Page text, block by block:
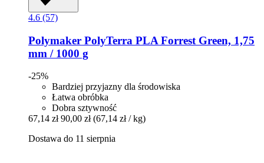
4.6 (57)
Polymaker PolyTerra PLA Forrest Green, 1,75
mm / 1000 g
-25%
Bardziej przyjazny dla środowiska
Łatwa obróbka
Dobra sztywność
67,14 zł 90,00 zł (67,14 zł / kg)
Dostawa do 11 sierpnia